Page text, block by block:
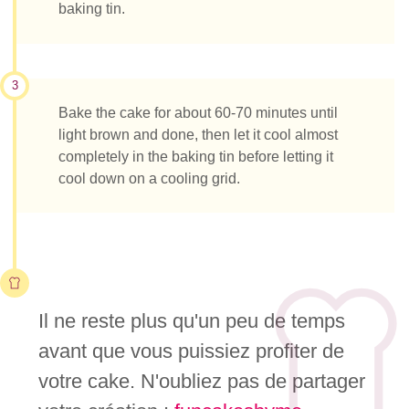
baking tin.
3
Bake the cake for about 60-70 minutes until
light brown and done, then let it cool almost
completely in the baking tin before letting it
cool down on a cooling grid.
Il ne reste plus qu'un peu de temps
avant que vous puissiez profiter de
votre cake. N'oubliez pas de partager